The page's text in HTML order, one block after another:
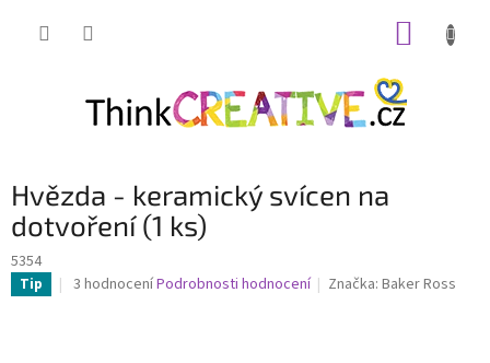
Hvězda - keramický svícen na
dotvoření (1 ks)
5354
Tip
Průměrné
3 hodnoceníPodrobnosti hodnocení Značka:Baker Ross